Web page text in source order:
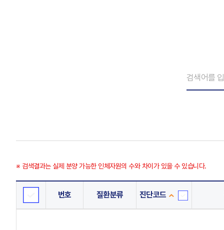
※ 검색결과는 실제 분양 가능한 인체자원의 수와 차이가 있을 수 있습니다.
번호 질환분류 진단코드
진
단